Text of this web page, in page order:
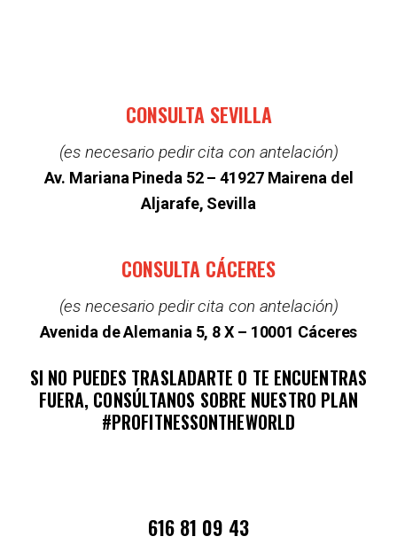
CONSULTA SEVILLA
(es necesario pedir cita con antelación)
Av. Mariana Pineda 52 –41927 Mairena del
Aljarafe, Sevilla
CONSULTA CÁCERES
(es necesario pedir cita con antelación)
Avenida de Alemania 5, 8 X – 10001 Cáceres
SI NO PUEDES TRASLADARTE O TE ENCUENTRAS
FUERA, CONSÚLTANOS SOBRE NUESTRO PLAN
#PROFITNESSONTHEWORLD
616 81 09 43